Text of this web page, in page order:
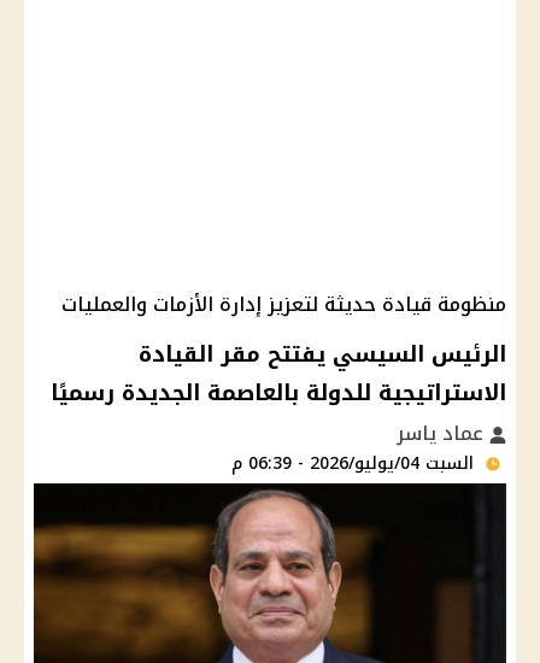
منظومة قيادة حديثة لتعزيز إدارة الأزمات والعمليات
الرئيس السيسي يفتتح مقر القيادة
الاستراتيجية للدولة بالعاصمة الجديدة رسميًا
عماد ياسر
السبت 04/يوليو/2026 - 06:39 م